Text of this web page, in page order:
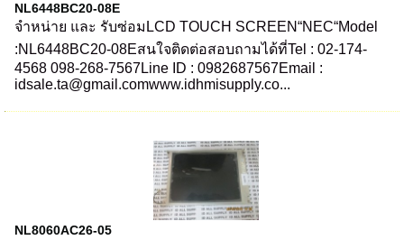
NL6448BC20-08E
จำหน่าย และ รับซ่อมLCD TOUCH SCREEN“NEC“Model
:NL6448BC20-08Eสนใจติดต่อสอบถามได้ที่Tel : 02-174-
4568 098-268-7567Line ID : 0982687567Email :
idsale.ta@gmail.comwww.idhmisupply.co...
NL8060AC26-05